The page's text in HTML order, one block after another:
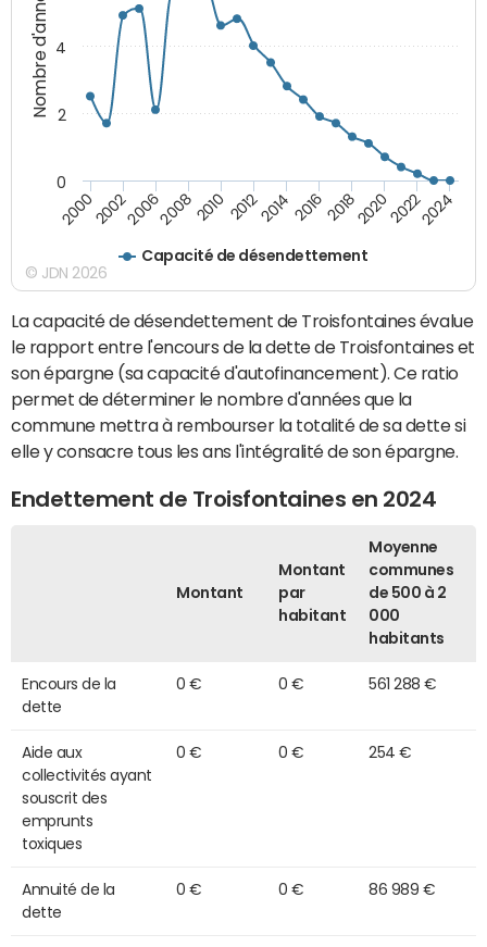
Nombre d'années
Capacité de désendettement
20002002200620082010 2012201420162018202020222024
0
2
4
© JDN 2026
La capacité de désendettement de Troisfontaines évalue
le rapport entre l'encours de la dette de Troisfontaines et
son épargne (sa capacité d'autofinancement). Ce ratio
permet de déterminer le nombre d'années que la
commune mettra à rembourser la totalité de sa dette si
elle y consacre tous les ans l'intégralité de son épargne.
Endettement de Troisfontaines en 2024
Montant
Montant
par
habitant
Moyenne
communes
de 500 à 2
000
habitants
Encours de la
dette
0 € 0 € 561 288 €
Aide aux
collectivités ayant
souscrit des
emprunts
toxiques
0 € 0 € 254 €
Annuité de la
dette
0 € 0 € 86 989 €